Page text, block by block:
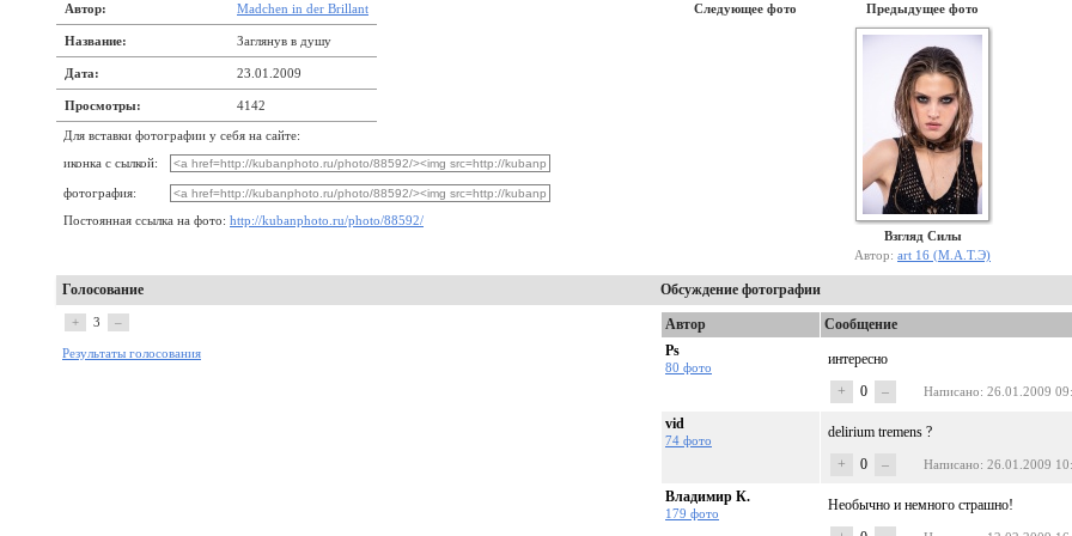
Автор: Madchen in der Brillant
Название: Заглянув в душу
Дата: 23.01.2009
Просмотры: 4142
Для вставки фотографии у себя на сайте:
иконка с сылкой:
фотография:
Постоянная ссылка на фото: http://kubanphoto.ru/photo/88592/
Следующее фото Предыдущее фото
Взгляд Силы
Автор: art 16 (М.А.Т.Э)
Голосование Обсуждение фотографии
+ 3 –
Результаты голосования
Автор
Сообщение
Ps
80 фото
интересно
+
0 – Написано: 26.01.2009
vid
74 фото
delirium tremens ?
+
0 – Написано: 26.01.2009
Владимир К.
179 фото
Необычно и немного страшно!